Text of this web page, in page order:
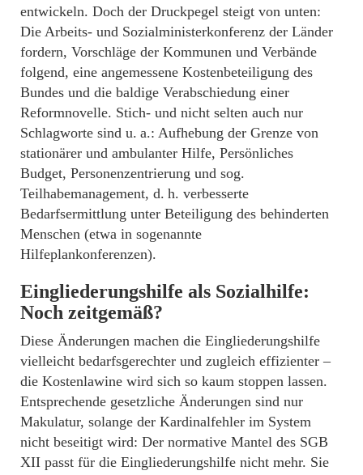
entwickeln. Doch der Druckpegel steigt von unten:
Die Arbeits- und Sozialministerkonferenz der Länder
fordern, Vorschläge der Kommunen und Verbände
folgend, eine angemessene Kostenbeteiligung des
Bundes und die baldige Verabschiedung einer
Reformnovelle. Stich- und nicht selten auch nur
Schlagworte sind u. a.: Aufhebung der Grenze von
stationärer und ambulanter Hilfe, Persönliches
Budget, Personenzentrierung und sog.
Teilhabemanagement, d. h. verbesserte
Bedarfsermittlung unter Beteiligung des behinderten
Menschen (etwa in sogenannte
Hilfeplankonferenzen).
Eingliederungshilfe als Sozialhilfe:
Noch zeitgemäß?
Diese Änderungen machen die Eingliederungshilfe
vielleicht bedarfsgerechter und zugleich effizienter –
die Kostenlawine wird sich so kaum stoppen lassen.
Entsprechende gesetzliche Änderungen sind nur
Makulatur, solange der Kardinalfehler im System
nicht beseitigt wird: Der normative Mantel des SGB
XII passt für die Eingliederungshilfe nicht mehr. Sie